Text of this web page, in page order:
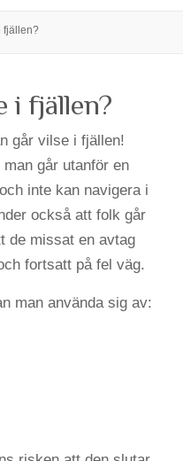
fjällen?
i fjällen?
går vilse i fjällen!
går utanför en
inte kan navigera i
också att folk går
de missat en avtag
fortsatt på fel väg.
man använda sig av: